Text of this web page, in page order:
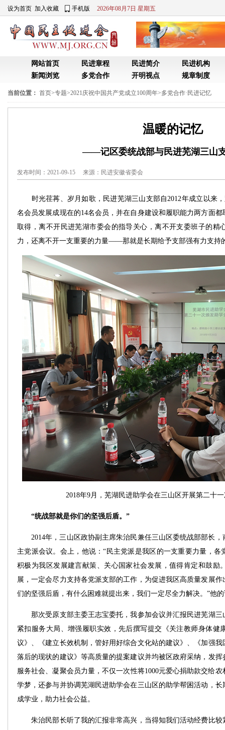
设为首页 加入收藏 手机版 2026年08月7日 星期五
网站首页 民进章程 民进简介
民进机构
新闻浏览
多党合作 开明视点 规章制度
当前位置： 首页>专题>2021庆祝中国共产党成立100周年>多党合作·民进记忆
温暖的记忆
——记区委统战部与民进芜湖三山
发布时间：2021-09-15 来源： 民进安徽省委会
时光荏苒、岁月如歌，民进芜湖三山支部自2012年成立以来，
名会员发展成现在的14名会员，并在自身建设和履职能力两方面
取得，离不开民进芜湖市委会的指导关心，离不开支委班子的精
力，还离不开一支重要的力量——那就是长期给予支部强有力支持
2018年9月，芜湖民进助学会在三山区开展第二十
“统战部就是你们的坚强后盾。”
2014年，三山区政协副主席朱治民兼任三山区委统战部部长，
主党派会议。会上，他说：“民主党派是我区的一支重要力量，
积极为我区发展建言献策、关心国家社会发展，值得肯定和鼓励
展，一定会尽力支持各党派支部的工作，为促进我区高质量发展
们的坚强后盾，有什么困难就提出来，我们一定尽全力解决。”他
那次受原支部主委王志宝委托，我参加会议并汇报民进芜湖三
紧扣服务大局、增强履职实效，先后撰写提交《关注教师身体健
议》、《建立长效机制，管好用好综合文化站的建议》、《加强
落后的现状的建议》等高质量的提案建议并均被区政府采纳，发
服务社会、凝聚会员力量，不仅一次性将1000元爱心捐助款交给
学梦，还参与并协调芜湖民进助学会在三山区的助学帮困活动，
成学业，助力社会公益。
朱治民部长听了我的汇报非常高兴，当得知我们活动经费比较